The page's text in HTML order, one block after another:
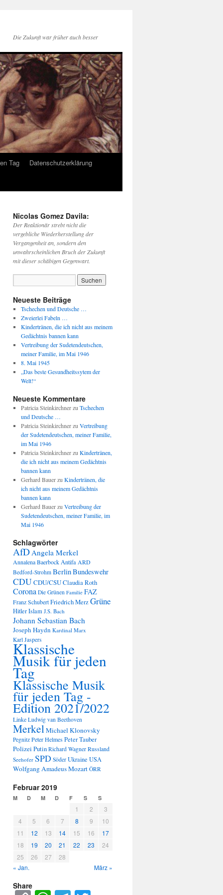
Die Zukunft war früher auch besser
Tag
Datenschutzerklärung
Nicolas Gomez Davila:
Der Reaktionär strebt nicht die
vergebliche Wiederherstellung der
Vergangenheit an, sondern den
unwahrscheinlichen Bruch der Zukunft
mit dieser schäbigen Gegenwart.
Neueste Beiträge
Tschechen und Deutsche …
Zweierlei Fabeln …
Kindertränen, die ich nicht aus meinem
Gedächtnis bannen kann
Vertreibung der Sudetendeutschen,
meiner Familie, im Mai 1946
8. Mai 1945
„Das beste Gesundheitssytem der
Welt!“
Neueste Kommentare
Patricia Steinkirchnerzu Tschechen
und Deutsche …
Patricia Steinkirchnerzu Vertreibung
der Sudetendeutschen, meiner Familie,
im Mai 1946
Patricia Steinkirchnerzu Kindertränen,
die ich nicht aus meinem Gedächtnis
bannen kann
Gerhard Bauerzu Kindertränen, die
ich nicht aus meinem Gedächtnis
bannen kann
Gerhard Bauerzu Vertreibung der
Sudetendeutschen, meiner Familie, im
Mai 1946
Schlagwörter
AfDAngela Merkel
Annalena BaerbockAntifa ARD
Bedford-Strohm BerlinBundeswehr
CDUCDU/CSUClaudia Roth
Corona Die Grünen Familie FAZ
Franz SchubertFriedrich MerzGrüne
HitlerIslam J.S. Bach
Johann Sebastian Bach
Joseph Haydn Kardinal Marx
Karl Jaspers
Klassische
Musik für jeden
Tag
Klassische Musik
für jeden Tag -
Edition 2021/2022
Linke Ludwig van Beethoven
MerkelMichael Klonovsky
Pegnitz Peter HelmesPeter Tauber
PolizeiPutin Richard Wagner Russland
Seehofer SPD Söder Ukraine USA
Wolfgang Amadeus Mozart ÖRR
Februar 2019
M D M D F S S
1 2
3
4
5 6 7 8 9
10
11
12 13 14 15 16
17
18
19 20 21 22 23
24
25
26 27
28
« Jan.
März »
Share